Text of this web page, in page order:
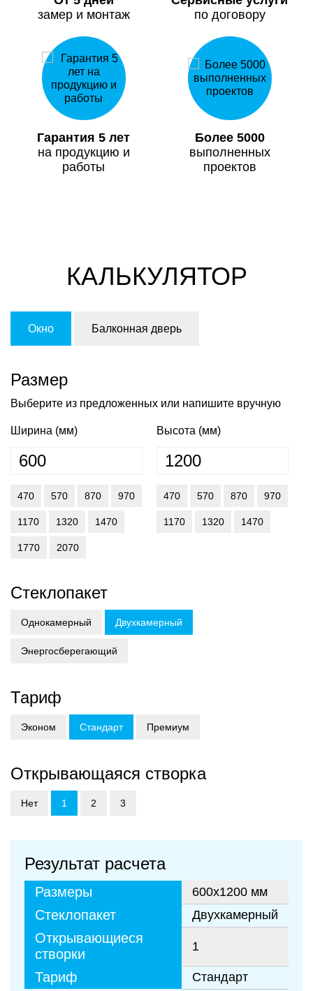
замер и монтаж
по договору
Гарантия 5 лет
на продукцию и
работы
Более 5000
выполненных
проектов
КАЛЬКУЛЯТОР
Окно Балконная дверь
Размер
Выберите из предложенных или напишите вручную
Ширина (мм)
470 570 870 970
1170 1320 1470
1770 2070
Высота (мм)
470 570 870 970
1170 1320 1470
Стеклопакет
Однокамерный Двухкамерный
Энергосберегающий
Тариф
Эконом Стандарт Премиум
Открывающаяся створка
Нет 1 2 3
Результат расчета
Размеры 600x1200 мм
Стеклопакет Двухкамерный
Открывающиеся
створки
1
Тариф Стандарт